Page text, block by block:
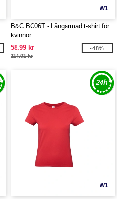
W1
B&C BC06T - Långärmad t-shirt för
kvinnor
58.99 kr
114.01 kr
-48%
W1